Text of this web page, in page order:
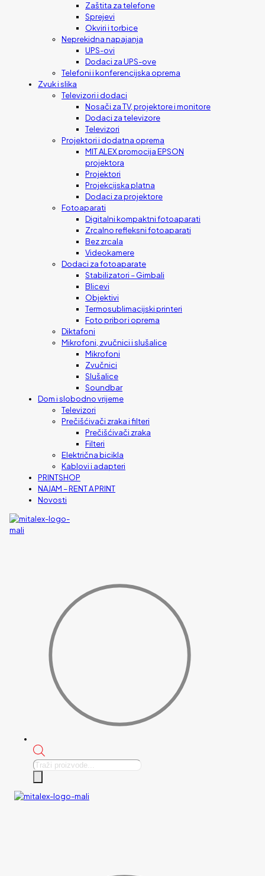
Zaštita za telefone
Sprejevi
Okviri i torbice
Neprekidna napajanja
UPS-ovi
Dodaci za UPS-ove
Telefoni i konferencijska oprema
Zvuk i slika
Televizori i dodaci
Nosači za TV, projektore i monitore
Dodaci za televizore
Televizori
Projektori i dodatna oprema
MIT ALEX promocija EPSON
projektora
Projektori
Projekcijska platna
Dodaci za projektore
Fotoaparati
Digitalni kompaktni fotoaparati
Zrcalno refleksni fotoaparati
Bez zrcala
Videokamere
Dodaci za fotoaparate
Stabilizatori – Gimbali
Blicevi
Objektivi
Termosublimacijski printeri
Foto pribor i oprema
Diktafoni
Mikrofoni, zvučnici i slušalice
Mikrofoni
Zvučnici
Slušalice
Soundbar
Dom i slobodno vrijeme
Televizori
Prečišćivači zraka i filteri
Prečišćivači zraka
Filteri
Električna bicikla
Kablovi i adapteri
PRINTSHOP
NAJAM – RENT A PRINT
Novosti
Products